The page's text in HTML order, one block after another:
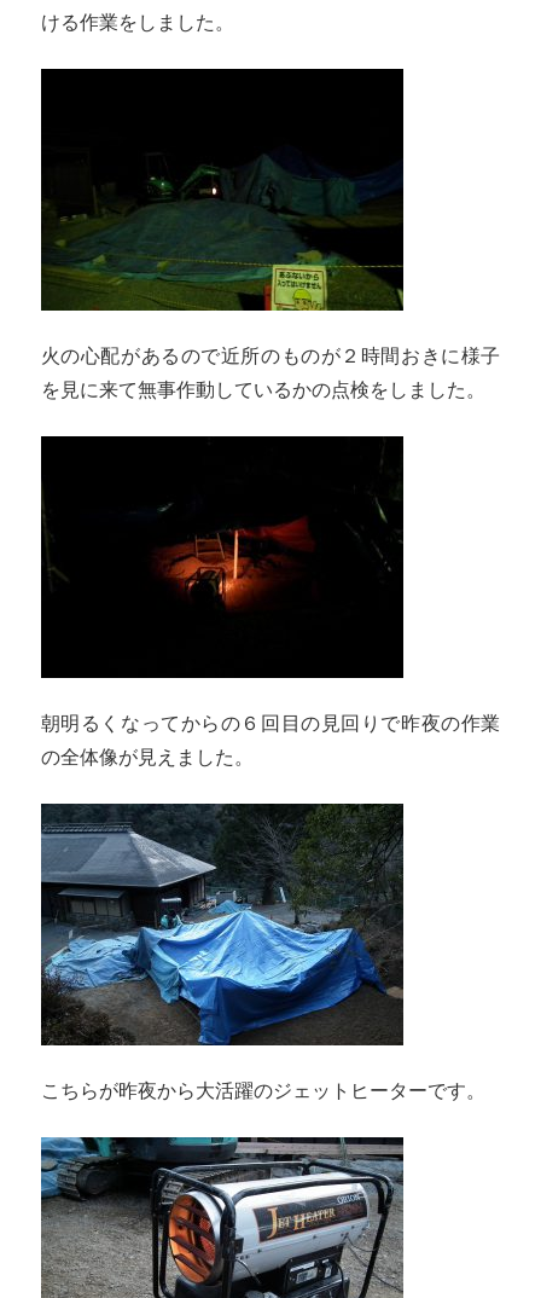
ける作業をしました。
火の心配があるので近所のものが２時間おきに様子
を見に来て無事作動しているかの点検をしました。
朝明るくなってからの６回目の見回りで昨夜の作業
の全体像が見えました。
こちらが昨夜から大活躍のジェットヒーターです。